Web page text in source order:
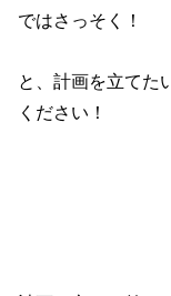
ではさっそく！
と、計画を立てた
ください！